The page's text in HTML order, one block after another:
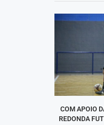
COM APOIO
REDONDA